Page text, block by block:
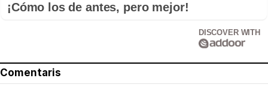
¡Cómo los de antes, pero mejor!
DISCOVER WITH
Comentaris